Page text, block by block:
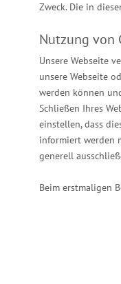
Zweck. Die in
Nutzung von
Unsere Webseite
unsere Webseite
werden können
Schließen Ihres
einstellen, dass
informiert werden
generell
Beim erstmaligen